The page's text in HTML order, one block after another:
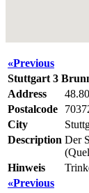
«Previous
Stuttgart 3
Address
Postalcode
City
Description Der
Hinweis
«Previous